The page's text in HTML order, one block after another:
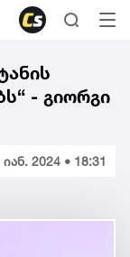
- გიორგი
იან. 2024 • 18:31